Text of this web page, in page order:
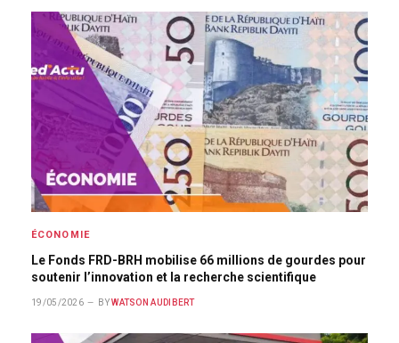
ÉCONOMIE
Le Fonds FRD-BRH mobilise 66 millions de gourdes pour
soutenir l’innovation et la recherche scientifique
19/05/2026 BY WATSON AUDIBERT